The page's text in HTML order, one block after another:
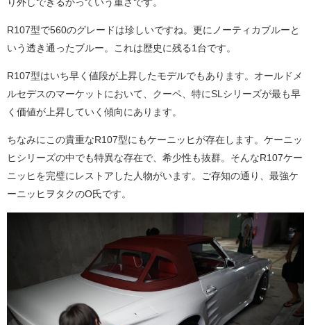
り外しできるかっていう重さです。
R107型で560のグレードは珍しいですね。更にノーティカブルーと
いう透き通ったブルー。これは歴史に残る1台です。
R107型はいち早く値段が上昇したモデルでもあります。オールドメ
ルセデスのマーケットにおいて、クーペ、特にSLシリーズが最も早
く価値が上昇していく傾向にあります。
ちなみにこの貴重なR107型にもケーニッヒが存在します。ケーニッ
ヒシリーズの中でも特異な存在で、希少性も抜群。そんなR107ケー
ニッヒを完璧にレストアした人物がいます。ご存知の通り、最強ケ
ーニッヒヲタクのO氏です。